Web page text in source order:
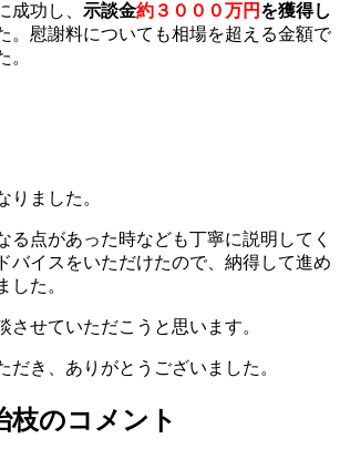
成功し、 示談金約３０００万円 を獲得し
。慰謝料についても相場を超える金額で
。
りました。
る点があった時なども丁寧に説明してく
バイスをいただけたので、納得して進め
した。
させていただこうと思います。
だき、ありがとうございました。
枝のコメント